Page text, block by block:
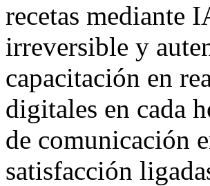
recetas mediante
irreversible y
capacitación en
digitales en cada
de comunicación
satisfacción